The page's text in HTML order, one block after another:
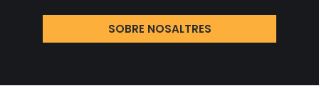
SOBRE NOSALTRES